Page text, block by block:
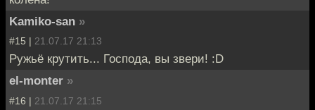
Kamiko-san »
#15 | 21.07.17 21:13
Ружьё крутить... Господа, вы звери! :D
el-monter »
#16 | 21.07.17 21:15